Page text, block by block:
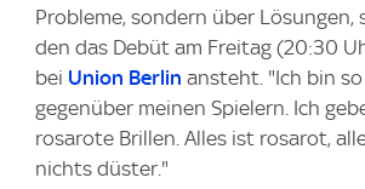
Probleme, sondern über Lösungen,
den das Debüt am Freitag (20:30
bei Union Berlin ansteht. "Ich bin
gegenüber meinen Spielern. Ich
rosarote Brillen. Alles ist rosarot,
nichts düster."